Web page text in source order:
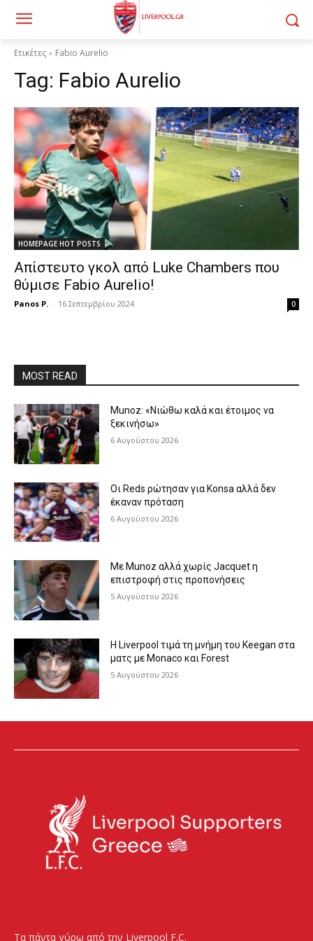
Ετικέτες Fabio Aurelio
Tag: Fabio Aurelio
HOMEPAGE HOT POSTS
Απίστευτο γκολ από Luke Chambers που
θύμισε Fabio Aurelio!
Panos P. - 16 Σεπτεμβρίου 2024 0
MOST READ
Munoz: «Νιώθω καλά και έτοιμος να
ξεκινήσω»
6 Αυγούστου 2026
Οι Reds ρώτησαν για Konsa αλλά δεν
έκαναν πρόταση
6 Αυγούστου 2026
Με Munoz αλλά χωρίς Jacquet η
επιστροφή στις προπονήσεις
5 Αυγούστου 2026
Η Liverpool τιμά τη μνήμη του Keegan στα
ματς με Monaco και Forest
5 Αυγούστου 2026
Τα πάντα γύρω από την Liverpool F.C.